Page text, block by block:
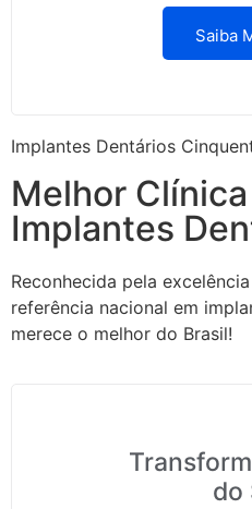
Saiba
Implantes Dentários
Melhor
Implantes
Reconhecida pela
referência nacional em
merece o melhor do Brasil!
do